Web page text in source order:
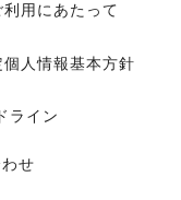
利用にあたって
個人情報基本方針
ライン
せ